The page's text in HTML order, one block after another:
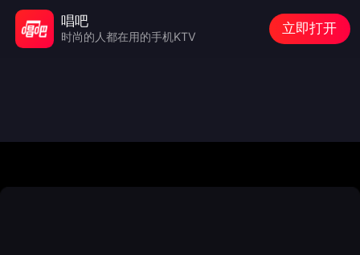
唱吧
时尚的人都在用的手机KTV
立即打开